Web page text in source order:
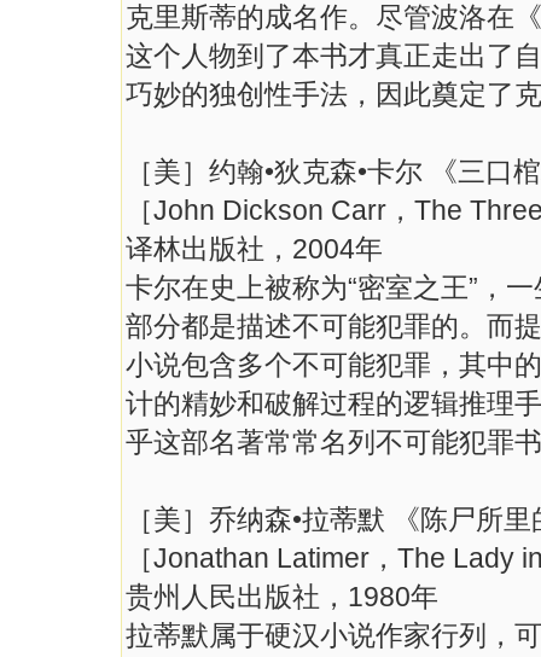
克里斯蒂的成名作。尽管波洛在
这个人物到了本书才真正走出了
巧妙的独创性手法，因此奠定了
［美］约翰•狄克森•卡尔 《三口
［John Dickson Carr，The
译林出版社，2004年
卡尔在史上被称为“密室之王”，
部分都是描述不可能犯罪的。而
小说包含多个不可能犯罪，其中
计的精妙和破解过程的逻辑推理
乎这部名著常常名列不可能犯罪
［美］乔纳森•拉蒂默 《陈尸所
［Jonathan Latimer，The Lady
贵州人民出版社，1980年
拉蒂默属于硬汉小说作家行列，